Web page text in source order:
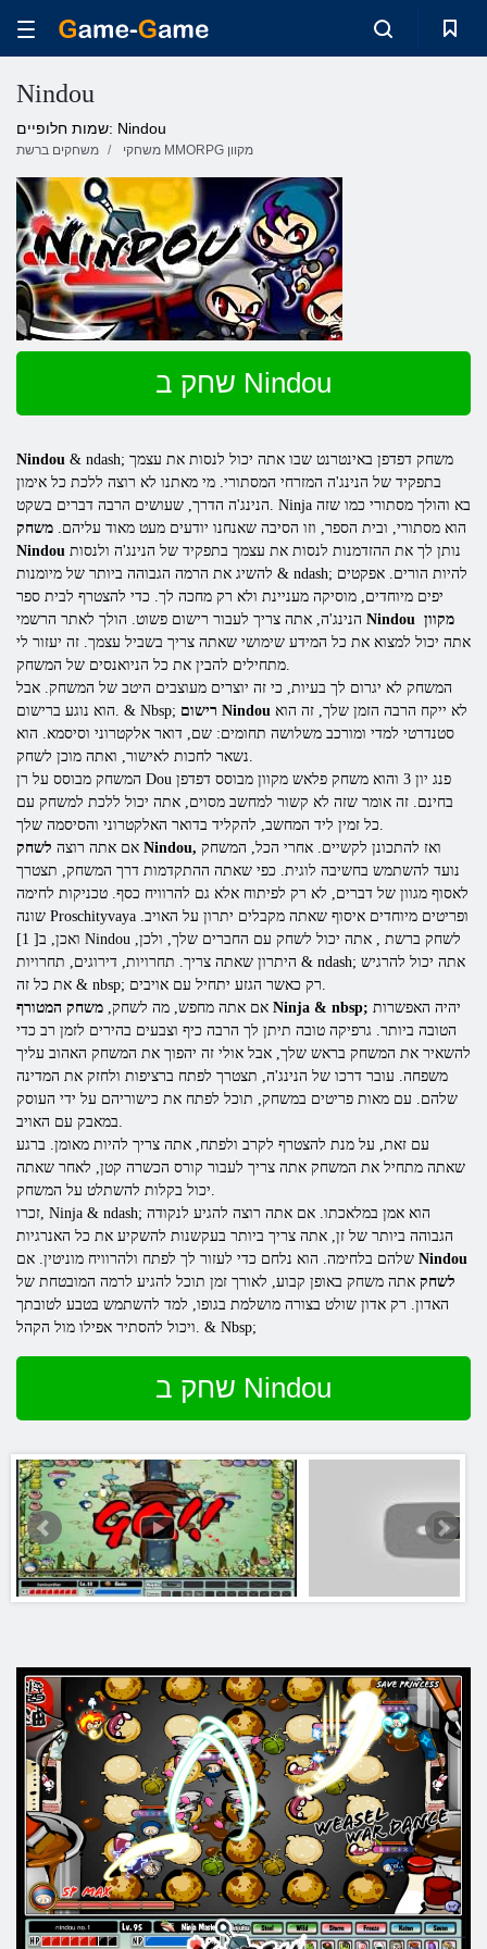
Nindou
שמות חלופיים: Nindou
משחקים ברשת משחקי MMORPG מקוון
שחק ב Nindou
Nindou & ndash; משחק דפדפן באינטרנט שבו אתה יכול לנסות את עצמך
בתפקיד של הנינג'ה המזרחי המסתורי. מי מאתנו לא רוצה ללכת כל אימון
הנינג'ה הדרך, שעושים הרבה דברים בשקט. Ninja בא והולך מסתורי כמו שזה
הוא מסתורי, ובית הספר, וזו הסיבה שאנחנו יודעים מעט מאוד עליהם. משחק
Nindou נותן לך את ההזדמנות לנסות את עצמך בתפקיד של הנינג'ה ולנסות
להשיג את הרמה הגבוהה ביותר של מיומנות & ndash; להיות הורים. אפקטים
יפים מיוחדים, מוסיקה מעניינת ולא רק מחכה לך. כדי להצטרף לבית ספר
Nindou מקוון
אתה יכול למצוא את כל המידע שימושי שאתה צריך בשביל עצמך. זה יעזור לי
מתחילים להבין את כל הניואנסים של המשחק.
המשחק לא יגרום לך בעיות, כי זה יוצרים מעוצבים היטב של המשחק. אבל
הוא נוגע ברישום. & Nbsp;
רישום Nindou לא ייקח הרבה הזמן שלך, זה הוא
סטנדרטי למדי ומורכב משלושה תחומים: שם, דואר אלקטרוני וסיסמא. הוא
נשאר לחכות לאישור, ואתה מוכן לשחק.
המשחק מבוסס על רן Dou פנג יון 3 והוא משחק פלאש מקוון מבוסס דפדפן
בחינם. זה אומר שזה לא קשור למחשב מסוים, אתה יכול ללכת למשחק עם
כל זמין ליד המחשב, להקליד בדואר האלקטרוני והסיסמה שלך.
אם אתה רוצה לשחק Nindou, ואז להתכונן לקשיים. אחרי הכל, המשחק
נועד להשתמש בחשיבה לוגית. כפי שאתה ההתקדמות דרך המשחק, תצטרך
לאסוף מגוון של דברים, לא רק לפיתוח אלא גם להרוויח כסף. טכניקות לחימה
שונה Proschityvaya ופריטים מיוחדים איסוף שאתה מקבלים יתרון על האויב.
ואכן, ב[ 1] Nindou לשחק ברשת , אתה יכול לשחק עם החברים שלך, ולכן,
היתרון שאתה צריך. תחרויות, דירוגים, תחרויות & ndash; אתה יכול להרגיש
את כל זה & nbsp; רק כאשר הגזע יתחיל עם אויבים.
אם אתה מחפש, מה לשחק, משחק המטורף Ninja & nbsp; יהיה האפשרות
הטובה ביותר. גרפיקה טובה תיתן לך הרבה כיף וצבעים בהירים לזמן רב כדי
להשאיר את המשחק בראש שלך, אבל אולי זה יהפוך את המשחק האהוב עליך
משפחה. עובר דרכו של הנינג'ה, תצטרך לפתח ברציפות ולחזק את המדינה
שלהם. עם מאות פריטים במשחק, תוכל לפתח את כישוריהם על ידי העוסק
במאבק עם האויב.
עם זאת, על מנת להצטרף לקרב ולפתח, אתה צריך להיות מאומן. ברגע
שאתה מתחיל את המשחק אתה צריך לעבור קורס הכשרה קטן, לאחר שאתה
יכול בקלות להשתלט על המשחק.
זכרו, Ninja & ndash; הוא אמן במלאכתו. אם אתה רוצה להגיע לנקודה
הגבוהה ביותר של זן, אתה צריך ביותר בעקשנות להשקיע את כל האנרגיות
Nindou
לשחק אתה משחק באופן קבוע, לאורך זמן תוכל להגיע לרמה המובטחת של
האדון. רק אדון שולט בצורה מושלמת בגופו, למד להשתמש בטבע לטובתך
ויכול להסתיר אפילו מול הקהל. & Nbsp;
שחק ב Nindou